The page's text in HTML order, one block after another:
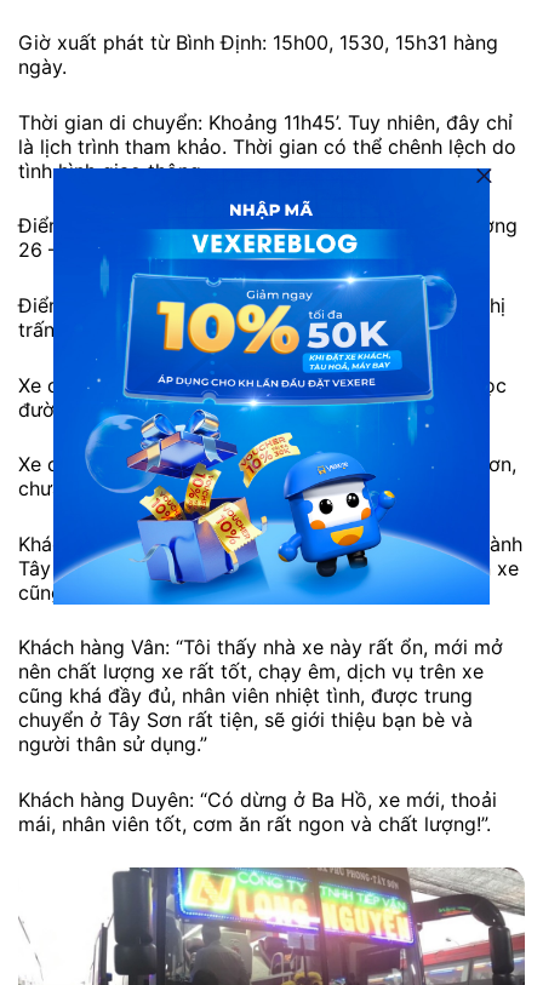
Giờ xuất phát từ Bình Định: 15h00, 1530, 15h31 hàng
ngày.
Thời gian di chuyển: Khoảng 11h45’. Tuy nhiên, đây chỉ
là lịch trình tham khảo. Thời gian có thể chênh lệch do
tình hình giao thông.
Điểm đi: Bến xe Miền Đông, 292 Đinh Bộ Lĩnh, Phường
26 – Bình Thạnh – Hồ Chí Minh.
Điểm đến: Văn phòng Tây Sơn – 20B Nguyễn Huệ, thị
trấn Phú Phong, Tây Sơn, Bình Định.
Xe chưa hỗ trợ trung chuyển tại Sài Gòn, chỉ đón dọc
đường xe chạy.
Xe chỉ trả được ở bến xe Vĩnh Thạnh, Big C Quy Nhơn,
chưa hỗ trợ trung chuyển tận nơi.
Khách hàng H. Yến: “Xe mới, có trung chuyển nội thành
Tây Sơn rất tiện lợi, giá vé cũng hợp lý, dịch vụ trên xe
cũng khá ok, đúng giờ, sẽ tiếp tục ủng hộ.”
Khách hàng Vân: “Tôi thấy nhà xe này rất ổn, mới mở
nên chất lượng xe rất tốt, chạy êm, dịch vụ trên xe
cũng khá đầy đủ, nhân viên nhiệt tình, được trung
chuyển ở Tây Sơn rất tiện, sẽ giới thiệu bạn bè và
người thân sử dụng.”
Khách hàng Duyên: “Có dừng ở Ba Hồ, xe mới, thoải
mái, nhân viên tốt, cơm ăn rất ngon và chất lượng!”.